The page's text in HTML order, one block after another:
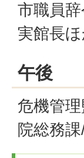
市職員
実館長
午後
危機管
院総務